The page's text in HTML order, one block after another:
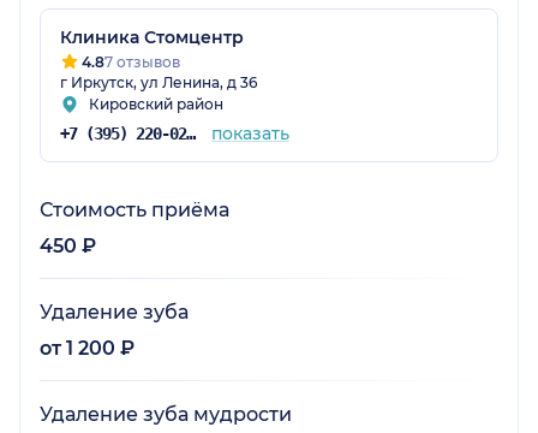
Клиника Стомцентр
4.87 отзывов
г Иркутск, ул Ленина, д 36
Кировский район
+7 (395) 220-02-22 показать
Стоимость приёма
450 ₽
Удаление зуба
от 1 200 ₽
Удаление зуба мудрости